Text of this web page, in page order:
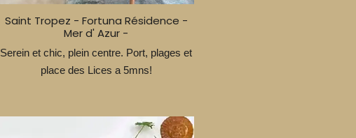
Saint Tropez - Fortuna Résidence -
Mer d' Azur -
Serein et chic, plein centre. Port, plages et
place des Lices a 5mns!